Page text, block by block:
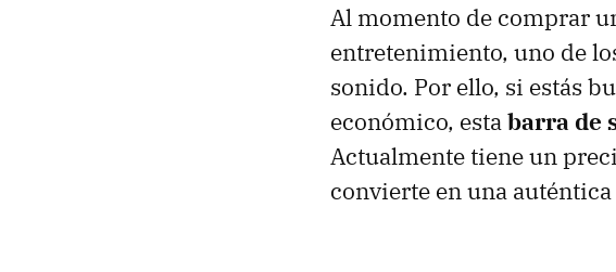
Al momento de comprar
entretenimiento, uno de
sonido. Por ello, si estás
económico, estabarra de
Actualmente tiene un
convierte en una